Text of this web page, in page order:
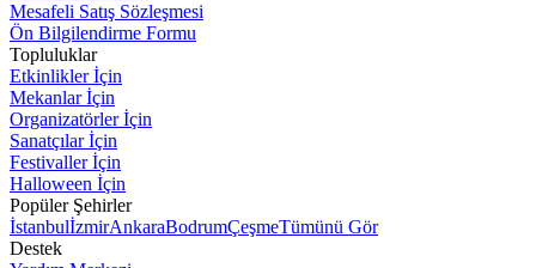
Mesafeli Satış Sözleşmesi
Ön Bilgilendirme Formu
Topluluklar
Etkinlikler İçin
Mekanlar İçin
Organizatörler İçin
Sanatçılar İçin
Festivaller İçin
Halloween İçin
Popüler Şehirler
İstanbulİzmirAnkaraBodrumÇeşmeTümünü Gör
Destek